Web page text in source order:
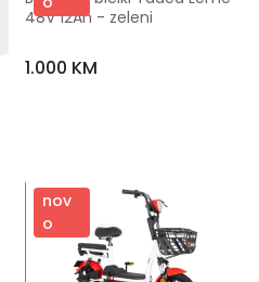
48V 12Ah - zeleni
1.000 KM
nov
o